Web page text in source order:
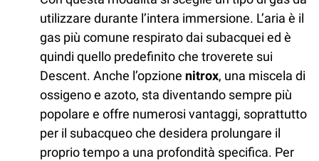
utilizzare durante l’intera immersione. L’aria è il
gas più comune respirato dai subacquei ed è
quindi quello predefinito che troverete sui
Descent. Anche l’opzione nitrox, una miscela di
ossigeno e azoto, sta diventando sempre più
popolare e offre numerosi vantaggi, soprattutto
per il subacqueo che desidera prolungare il
proprio tempo a una profondità specifica. Per